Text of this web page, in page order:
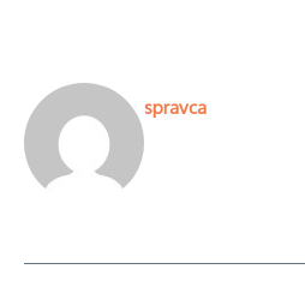
spravca